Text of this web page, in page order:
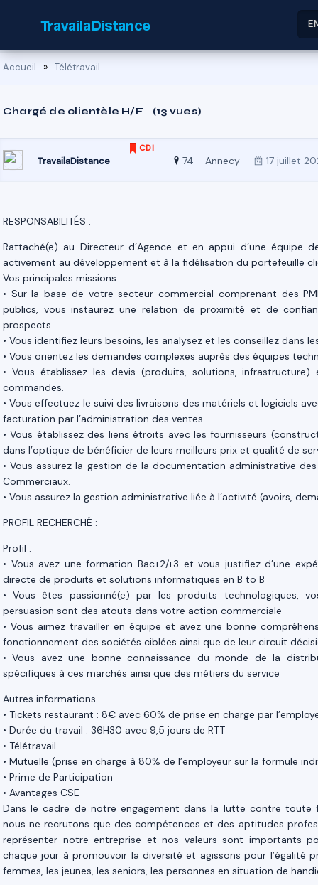
Accueil » Télétravail
Chargé de clientèle H/F (13 vues)
TravailaDistance
CDI
74 - Annecy 17 juillet
RESPONSABILITÉS :
Rattaché(e) au Directeur d’Agence et en appui d’une équipe
activement au développement et à la fidélisation du portefeuille
Vos principales missions :
• Sur la base de votre secteur commercial comprenant des
publics, vous instaurez une relation de proximité et de
prospects.
• Vous identifiez leurs besoins, les analysez et les conseillez dans
• Vous orientez les demandes complexes auprès des équipes
• Vous établissez les devis (produits, solutions,
commandes.
• Vous effectuez le suivi des livraisons des matériels et logiciels
facturation par l’administration des ventes.
• Vous établissez des liens étroits avec les fournisseurs
dans l’optique de bénéficier de leurs meilleurs prix et qualité de
• Vous assurez la gestion de la documentation administrative
Commerciaux.
• Vous assurez la gestion administrative liée à l’activité (avoirs,
PROFIL RECHERCHÉ :
Profil :
• Vous avez une formation Bac+2/+3 et vous justifiez d’une
directe de produits et solutions informatiques en B to B
• Vous êtes passionné(e) par les produits technologiques,
persuasion sont des atouts dans votre action commerciale
• Vous aimez travailler en équipe et avez une bonne
fonctionnement des sociétés ciblées ainsi que de leur circuit
• Vous avez une bonne connaissance du monde de la
spécifiques à ces marchés ainsi que des métiers du service
Autres informations
• Tickets restaurant : 8€ avec 60% de prise en charge par
• Durée du travail : 36H30 avec 9,5 jours de RTT
• Télétravail
• Mutuelle (prise en charge à 80% de l’employeur sur la formule
• Prime de Participation
• Avantages CSE
Dans le cadre de notre engagement dans la lutte contre toute
nous ne recrutons que des compétences et des aptitudes
représenter notre entreprise et nos valeurs sont importants
chaque jour à promouvoir la diversité et agissons pour l’égalité
femmes, les jeunes, les seniors, les personnes en situation de